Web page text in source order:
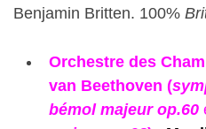
Benjamin Britten. 100%
Orchestre des
van Beethoven (
bémol majeur op.60